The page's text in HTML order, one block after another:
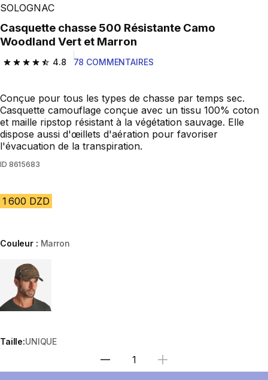
SOLOGNAC
Casquette chasse 500 Résistante Camo
Woodland Vert et Marron
4.8
4.8 out of 5 stars from 78 reviews
78 COMMENTAIRES
Conçue pour tous les types de chasse par temps sec.
Casquette camouflage conçue avec un tissu 100% coton
et maille ripstop résistant à la végétation sauvage. Elle
dispose aussi d'œillets d'aération pour favoriser
l'évacuation de la transpiration.
ID 8615683
1 600 DZD
Couleur : Marron
Choose a variant
Taille:UNIQUE
Sélectionnez la quantité